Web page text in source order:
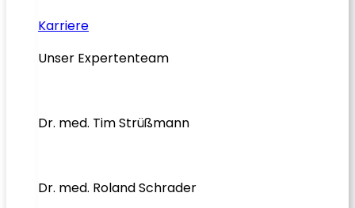
Karriere
Unser Expertenteam
Dr. med. Tim Strüßmann
Dr. med. Roland Schrader